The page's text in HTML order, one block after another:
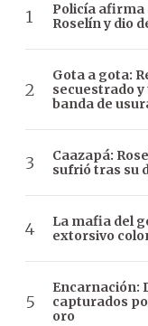
Policía afirma
Roselín y dio
Gota a gota:
secuestrado
banda de
Caazapá:
sufrió tras su
La mafia del
extorsivo
Encarnación:
capturados
oro